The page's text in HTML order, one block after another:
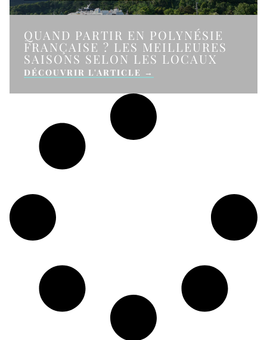
QUAND PARTIR EN POLYNÉSIE
FRANÇAISE ? LES MEILLEURES
SAISONS SELON LES LOCAUX
DÉCOUVRIR L'ARTICLE →